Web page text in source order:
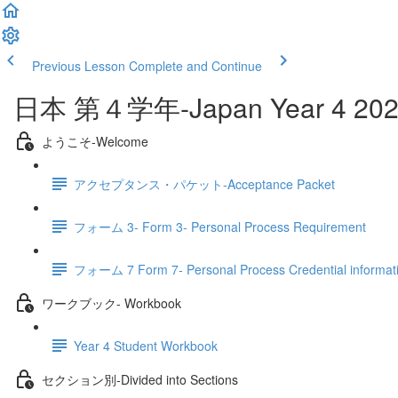
Previous Lesson Complete and Continue
日本 第４学年‐Japan Year 4
ようこそ‐Welcome
アクセプタンス・パケット‐Acceptance Packet
フォーム 3- Form 3- Personal Process Requirement
フォーム 7 Form 7- Personal Process Credential
ワークブック- Workbook
Year 4 Student Workbook
セクション別‐Divided into Sections